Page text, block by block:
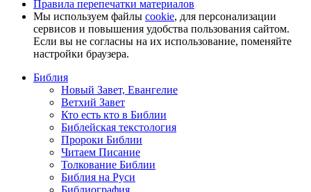
Правила перепечатки материалов
Мы используем файлы cookie, для персонализации
сервисов и повышения удобства пользования сайтом.
Если вы не согласны на их использование, поменяйте
настройки браузера.
Библия
Новый Завет, Евангелие
Ветхий Завет
Кто есть кто в Библии
Библейская текстология
Пророки Библии
Читаем Писание
Толкование Библии
Библия на Руси